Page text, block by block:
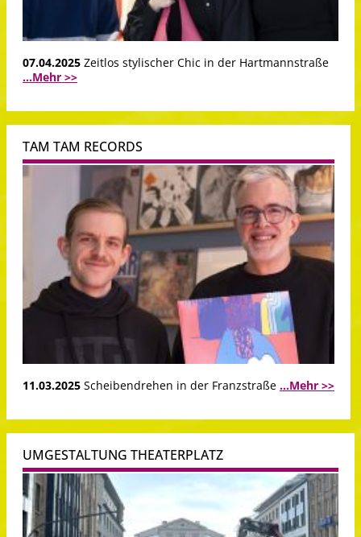
07.04.2025 Zeitlos stylischer Chic in der Hartmannstraße
...Mehr >>
TAM TAM RECORDS
11.03.2025 Scheibendrehen in der Franzstraße ...Mehr >>
UMGESTALTUNG THEATERPLATZ